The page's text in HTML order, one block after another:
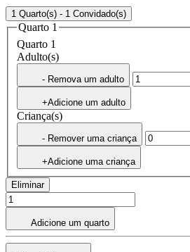
1 Quarto(s) - 1 Convidado(s)
Quarto 1
Quarto 1
Adulto(s)
- Remova um adulto
+Adicione um adulto
Criança(s)
- Remover uma criança
+Adicione uma criança
Eliminar
Adicione um quarto